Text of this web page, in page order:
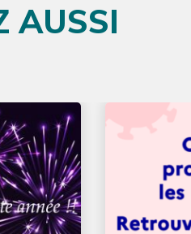
AUSSI